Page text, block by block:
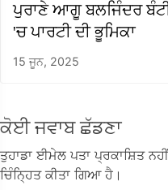
ਪੁਰਾਣੇ ਆਗੂ ਬਲਜਿੰਦਰ
'ਚ ਪਾਰਟੀ ਦੀ ਭੂਮਿਕਾ
15 ਜੂਨ, 2025
ਕੋਈ ਜਵਾਬ ਛੱਡਣਾ
ਤੁਹਾਡਾ ਈਮੇਲ ਪਤਾ ਪ੍ਰਕਾਸ਼ਿਤ ਨਹੀਂ
ਚਿੰਨ੍ਹਿਤ ਕੀਤਾ ਗਿਆ ਹੈ।